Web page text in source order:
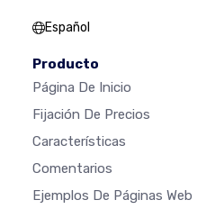
Español
Producto
Página De Inicio
Fijación De Precios
Características
Comentarios
Ejemplos De Páginas Web